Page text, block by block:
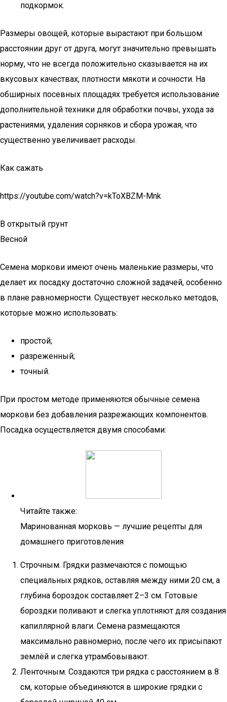
подкормок.
Размеры овощей, которые вырастают при большом
расстоянии друг от друга, могут значительно превышать
норму, что не всегда положительно сказывается на их
вкусовых качествах, плотности мякоти и сочности. На
обширных посевных площадях требуется использование
дополнительной техники для обработки почвы, ухода за
растениями, удаления сорняков и сбора урожая, что
существенно увеличивает расходы.
Как сажать
https://youtube.com/watch?v=kToXBZM-Mnk
В открытый грунт
Весной
Семена моркови имеют очень маленькие размеры, что
делает их посадку достаточно сложной задачей, особенно
в плане равномерности. Существует несколько методов,
которые можно использовать:
простой;
разреженный;
точный.
При простом методе применяются обычные семена
моркови без добавления разрежающих компонентов.
Посадка осуществляется двумя способами:
Читайте также:
Маринованная морковь — лучшие рецепты для
домашнего приготовления
Строчным. Грядки размечаются с помощью
специальных рядков, оставляя между ними 20 см, а
глубина бороздок составляет 2–3 см. Готовые
бороздки поливают и слегка уплотняют для создания
капиллярной влаги. Семена размещаются
максимально равномерно, после чего их присыпают
землёй и слегка утрамбовывают.
Ленточным. Создаются три рядка с расстоянием в 8
см, которые объединяются в широкие грядки с